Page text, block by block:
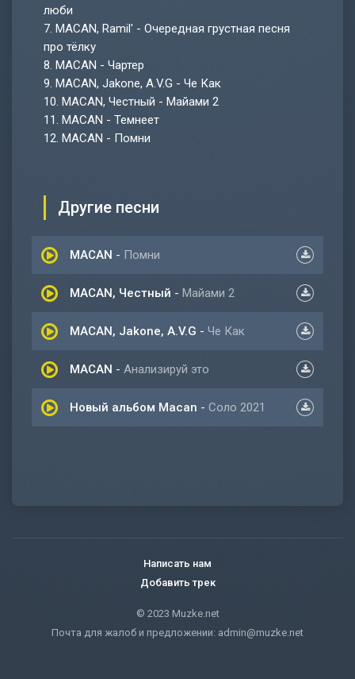
люби
7. MACAN, Ramil' - Очередная грустная песня
про тёлку
8. MACAN - Чартер
9. MACAN, Jakone, A.V.G - Че Как
10. MACAN, Честный - Майами 2
11. MACAN - Темнеет
12. MACAN - Помни
Другие песни
MACAN - Помни
MACAN, Честный - Майами 2
MACAN, Jakone, A.V.G - Че Как
MACAN - Анализируй это
Новый альбом Macan - Соло 2021
Написать нам
Добавить трек
© 2023 Muzke.net
Почта для жалоб и предложении: admin@muzke.net